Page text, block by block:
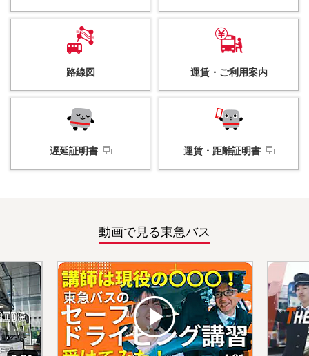
路線図 運賃・ ご利用案内
遅延証明書 運賃・ 距離証明書
動画で見る東急バス